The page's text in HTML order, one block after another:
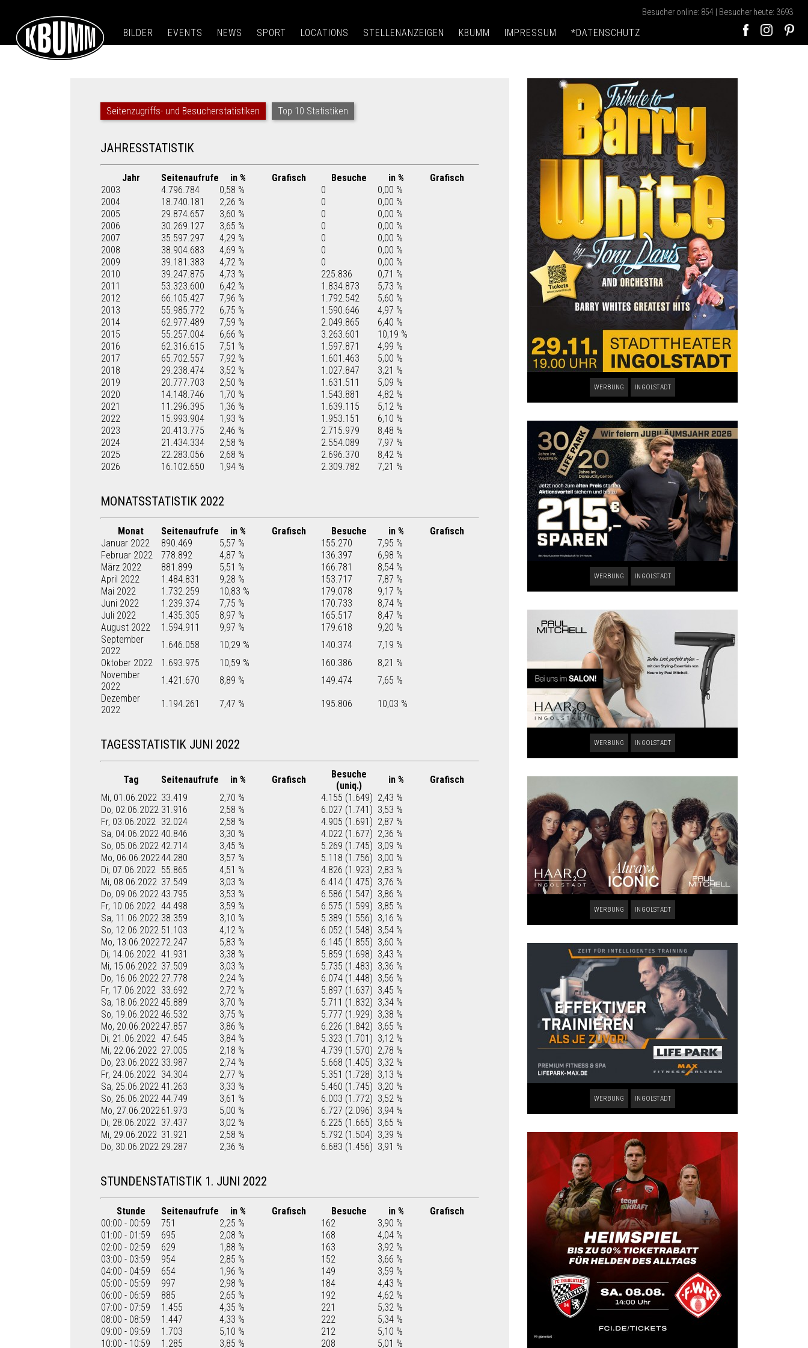
Besucher online: 854 | Besucher heute: 3693
BILDER EVENTS NEWS SPORT LOCATIONS STELLENANZEIGEN KBUMM IMPRESSUM *DATENSCHUTZ
Seitenzugriffs- und Besucherstatistiken Top 10 Statistiken
JAHRESSTATISTIK
Jahr Seitenaufrufe in % Grafisch Besuche in %
Grafisch
2003
4.796.784 0,58 % 0
0,00 %
2004
18.740.181 2,26 % 0
0,00 %
2005
29.874.657 3,60 % 0
0,00 %
2006
30.269.127 3,65 % 0
0,00 %
2007
35.597.297 4,29 % 0
0,00 %
2008
38.904.683 4,69 % 0
0,00 %
2009
39.181.383 4,72 % 0
0,00 %
2010
39.247.875 4,73 % 225.836
0,71 %
2011
53.323.600 6,42 % 1.834.873
5,73 %
2012
66.105.427 7,96 % 1.792.542
5,60 %
2013
55.985.772 6,75 % 1.590.646
4,97 %
2014
62.977.489 7,59 % 2.049.865
6,40 %
2015
55.257.004 6,66 % 3.263.601
10,19 %
2016
62.316.615 7,51 % 1.597.871
4,99 %
2017
65.702.557 7,92 % 1.601.463
5,00 %
2018
29.238.474 3,52 % 1.027.847
3,21 %
2019
20.777.703 2,50 % 1.631.511
5,09 %
2020
14.148.746 1,70 % 1.543.881
4,82 %
2021
11.296.395 1,36 % 1.639.115
5,12 %
2022
15.993.904 1,93 % 1.953.151
6,10 %
2023
20.413.775 2,46 % 2.715.979
8,48 %
2024
21.434.334 2,58 % 2.554.089
7,97 %
2025
22.283.056 2,68 % 2.696.370
8,42 %
2026
16.102.650 1,94 % 2.309.782 7,21 %
MONATSSTATISTIK 2022
Monat Seitenaufrufe in % Grafisch Besuche in %
Grafisch
Januar 2022
890.469 5,57 % 155.270
7,95 %
Februar 2022
778.892 4,87 % 136.397
6,98 %
März 2022
881.899 5,51 % 166.781
8,54 %
April 2022
1.484.831 9,28 % 153.717
7,87 %
Mai 2022
1.732.259 10,83 % 179.078
9,17 %
Juni 2022
1.239.374 7,75 % 170.733
8,74 %
Juli 2022
1.435.305 8,97 % 165.517
8,47 %
August 2022
1.594.911 9,97 % 179.618
9,20 %
September
2022
1.646.058 10,29 % 140.374
7,19 %
Oktober 2022
1.693.975 10,59 % 160.386
8,21 %
November
2022
1.421.670 8,89 % 149.474
7,65 %
Dezember
2022
1.194.261 7,47 % 195.806 10,03 %
TAGESSTATISTIK JUNI 2022
Tag Seitenaufrufe in % Grafisch
Besuche
(uniq.)
in %
Grafisch
Mi, 01.06.2022 33.419 2,70 % 4.155 (1.649) 2,43 %
Do, 02.06.2022 31.916 2,58 % 6.027 (1.741) 3,53 %
Fr, 03.06.2022 32.024 2,58 % 4.905 (1.691) 2,87 %
Sa, 04.06.2022 40.846 3,30 % 4.022 (1.677) 2,36 %
So, 05.06.2022 42.714 3,45 % 5.269 (1.745) 3,09 %
Mo, 06.06.202244.280 3,57 % 5.118 (1.756) 3,00 %
Di, 07.06.2022 55.865 4,51 % 4.826 (1.923) 2,83 %
Mi, 08.06.2022 37.549 3,03 % 6.414 (1.475) 3,76 %
Do, 09.06.2022 43.795 3,53 % 6.586 (1.547) 3,86 %
Fr, 10.06.2022 44.498 3,59 % 6.575 (1.599) 3,85 %
Sa, 11.06.2022 38.359 3,10 % 5.389 (1.556) 3,16 %
So, 12.06.2022 51.103 4,12 % 6.052 (1.548) 3,54 %
Mo, 13.06.202272.247 5,83 % 6.145 (1.855) 3,60 %
Di, 14.06.2022 41.931 3,38 % 5.859 (1.698) 3,43 %
Mi, 15.06.2022 37.509 3,03 % 5.735 (1.483) 3,36 %
Do, 16.06.2022 27.778 2,24 % 6.074 (1.448) 3,56 %
Fr, 17.06.2022 33.692 2,72 % 5.897 (1.637) 3,45 %
Sa, 18.06.2022 45.889 3,70 % 5.711 (1.832) 3,34 %
So, 19.06.2022 46.532 3,75 % 5.777 (1.929) 3,38 %
Mo, 20.06.202247.857 3,86 % 6.226 (1.842) 3,65 %
Di, 21.06.2022 47.645 3,84 % 5.323 (1.701) 3,12 %
Mi, 22.06.2022 27.005 2,18 % 4.739 (1.570) 2,78 %
Do, 23.06.2022 33.987 2,74 % 5.668 (1.405) 3,32 %
Fr, 24.06.2022 34.304 2,77 % 5.351 (1.728) 3,13 %
Sa, 25.06.2022 41.263 3,33 % 5.460 (1.745) 3,20 %
So, 26.06.2022 44.749 3,61 % 6.003 (1.772) 3,52 %
Mo, 27.06.202261.973 5,00 % 6.727 (2.096) 3,94 %
Di, 28.06.2022 37.437 3,02 % 6.225 (1.665) 3,65 %
Mi, 29.06.2022 31.921 2,58 % 5.792 (1.504) 3,39 %
Do, 30.06.2022 29.287 2,36 % 6.683 (1.456) 3,91 %
STUNDENSTATISTIK 1. JUNI 2022
Stunde Seitenaufrufe in % Grafisch Besuche in %
Grafisch
00:00 - 00:59
751 2,25 % 162
3,90 %
01:00 - 01:59
695 2,08 % 168
4,04 %
02:00 - 02:59
629 1,88 % 163
3,92 %
03:00 - 03:59
954 2,85 % 152
3,66 %
04:00 - 04:59
654 1,96 % 149
3,59 %
05:00 - 05:59
997 2,98 % 184
4,43 %
06:00 - 06:59
885 2,65 % 192
4,62 %
07:00 - 07:59
1.455 4,35 % 221
5,32 %
08:00 - 08:59
1.447 4,33 % 222
5,34 %
09:00 - 09:59
1.703 5,10 % 212
5,10 %
10:00 - 10:59
1.285 3,85 % 208
5,01 %
WERBUNG INGOLSTADT
WERBUNG INGOLSTADT
WERBUNG INGOLSTADT
WERBUNG INGOLSTADT
WERBUNG INGOLSTADT